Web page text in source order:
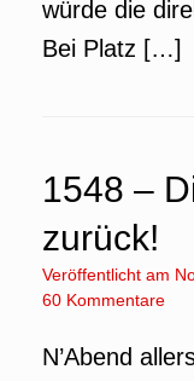
würde die
Bei Platz […]
1548 –
zurück!
Veröffentlicht am
60 Kommentare
N’Abend